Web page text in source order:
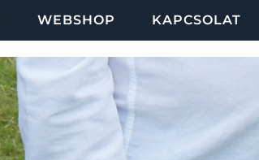
WEBSHOP KAPCSOLAT